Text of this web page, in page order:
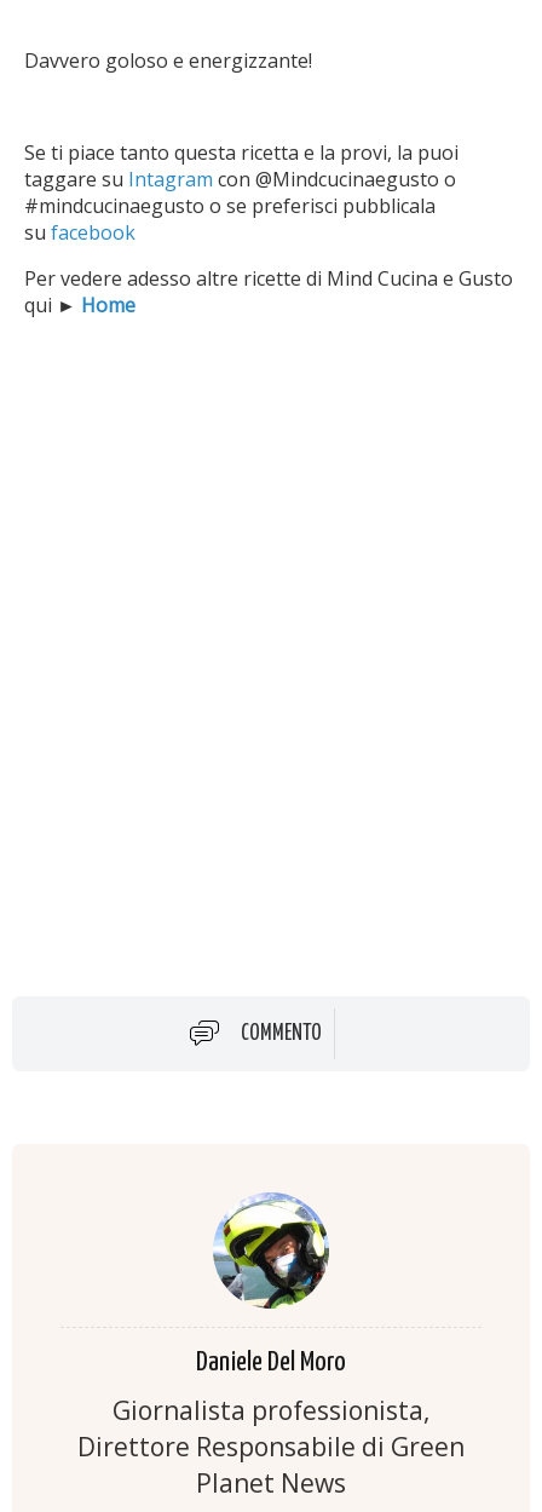
Davvero goloso e energizzante!
Se ti piace tanto questa ricetta e la provi, la puoi
taggare su Intagram con @Mindcucinaegusto o
#mindcucinaegusto o se preferisci pubblicala
su facebook
Per vedere adesso altre ricette di Mind Cucina e Gusto
qui ► Home
COMMENTO
Daniele Del Moro
Giornalista professionista,
Direttore Responsabile di Green
Planet News